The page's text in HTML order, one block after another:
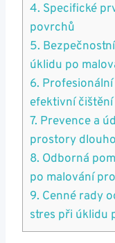
4. Specifické
povrchů
5.
úklidu po
6.
efektivní čištění
7. Prevence a
prostory
8. Odborná
po malování
9. Cenné rady
stres při úklidu